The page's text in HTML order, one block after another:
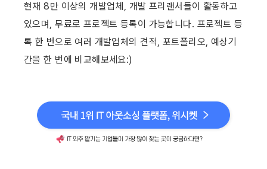
현재 8만 이상의 개발업체, 개발 프리랜서들이 활동하고
있으며, 무료로 프로젝트 등록이 가능합니다. 프로젝트 등
록 한 번으로 여러 개발업체의 견적, 포트폴리오, 예상기
간을 한 번에 비교해보세요:)